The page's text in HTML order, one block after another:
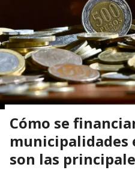
Cómo se
municipalidades
son las